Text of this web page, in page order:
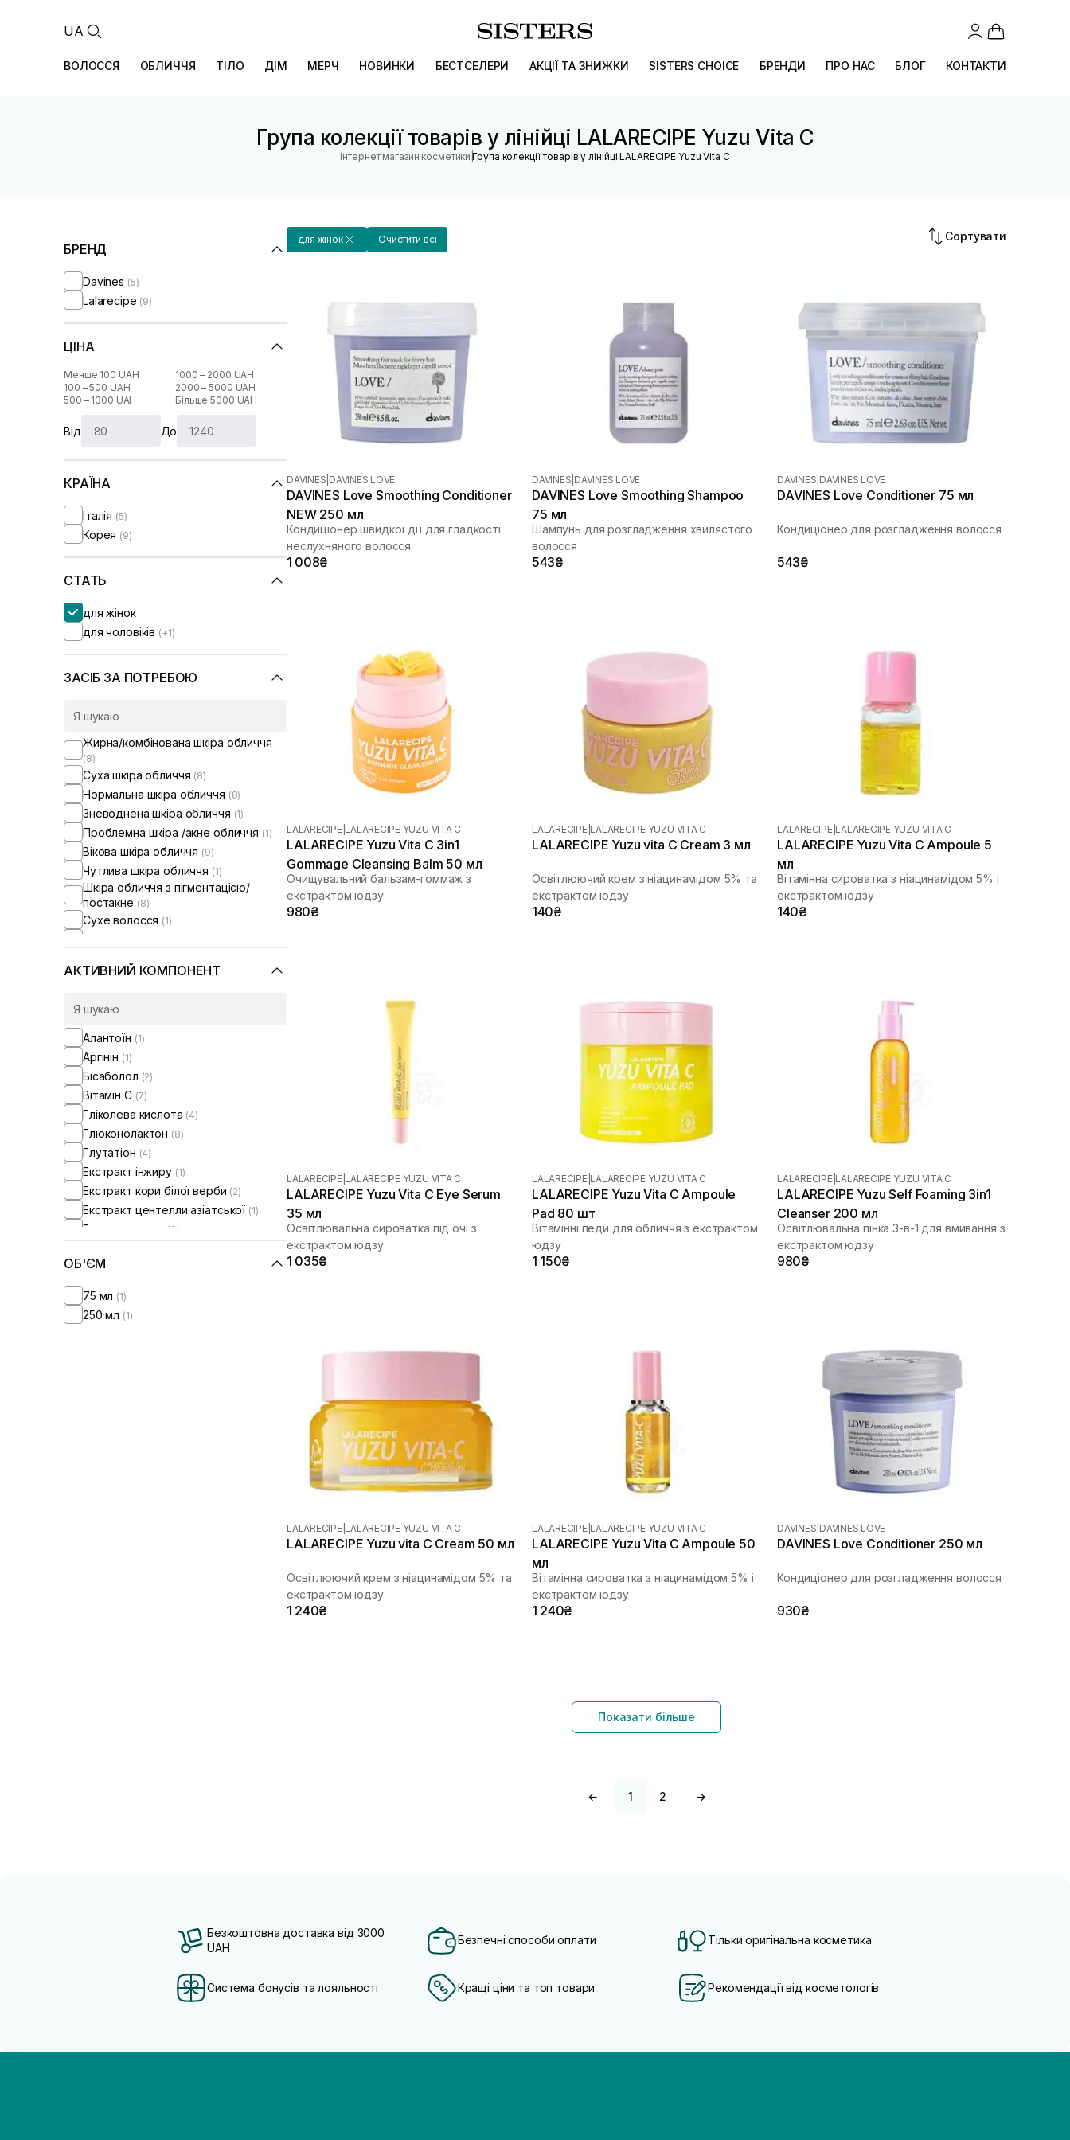
UA
ВОЛОССЯ ОБЛИЧЧЯ ТІЛО ДІМ МЕРЧ НОВИНКИ БЕСТСЕЛЕРИ АКЦІЇ ТА ЗНИЖКИ SISTERS CHOICE БРЕНДИ ПРО НАС БЛОГ КОНТАКТИ
Група колекції товарів у лінійці LALARECIPE Yuzu Vita C
Інтернет магазин косметики |Група колекції товарів у лінійці LALARECIPE Yuzu Vita C
БРЕНД
Davines (5)
Lalarecipe (9)
ЦІНА
Менше 100 UAH
100 – 500 UAH
500 – 1000 UAH
1000 – 2000 UAH
2000 – 5000 UAH
Більше 5000 UAH
Від До
КРАЇНА
Італія (5)
Корея (9)
СТАТЬ
для жінок
для чоловіків (+1)
ЗАСІБ ЗА ПОТРЕБОЮ
Жирна/комбінована шкіра обличчя
(8)
Суха шкіра обличчя (8)
Нормальна шкіра обличчя (8)
Зневоднена шкіра обличчя (1)
Проблемна шкіра /акне обличчя (1)
Вікова шкіра обличчя (9)
Чутлива шкіра обличчя (1)
Шкіра обличчя з пігментацією/
постакне (8)
Сухе волосся (1)
Кучеряве волосся(2)
Для розгладження волосся
Сироватки від постакне
АКТИВНИЙ КОМПОНЕНТ
Алантоїн (1)
Аргінін (1)
Бісаболол (2)
Вітамін C (7)
Гліколева кислота (4)
Глюконолактон (8)
Глутатіон (4)
Екстракт інжиру (1)
Екстракт кори білої верби (2)
Екстракт центелли азіатської (1)
Екстракт юдзу (9)
Колаген
Ніацинамід
Олія ши (1)
ОБ'ЄМ
75 мл (1)
250 мл (1)
для жінок Очистити всі Сортувати
DAVINES DAVINES LOVE
DAVINES Love Smoothing Conditioner
NEW 250 мл
Кондиціонер швидкої дії для гладкості
неслухняного волосся
1 008₴
DAVINES DAVINES LOVE
DAVINES Love Smoothing Shampoo
75 мл
Шампунь для розгладження хвилястого
волосся
543₴
DAVINES DAVINES LOVE
DAVINES Love Conditioner 75 мл
Кондиціонер для розгладження волосся
543₴
LALARECIPE LALARECIPE YUZU VITA C
LALARECIPE Yuzu Vita C 3in1
Gommage Cleansing Balm 50 мл
Очищувальний бальзам-гоммаж з
екстрактом юдзу
980₴
LALARECIPE LALARECIPE YUZU VITA C
LALARECIPE Yuzu vita C Cream 3 мл
Освітлюючий крем з ніацинамідом 5% та
екстрактом юдзу
140₴
LALARECIPE LALARECIPE YUZU VITA C
LALARECIPE Yuzu Vita C Ampoule 5
мл
Вітамінна сироватка з ніацинамідом 5% і
екстрактом юдзу
140₴
LALARECIPE LALARECIPE YUZU VITA C
LALARECIPE Yuzu Vita C Eye Serum
35 мл
Освітлювальна сироватка під очі з
екстрактом юдзу
1 035₴
LALARECIPE LALARECIPE YUZU VITA C
LALARECIPE Yuzu Vita C Ampoule
Pad 80 шт
Вітамінні педи для обличчя з екстрактом
юдзу
1 150₴
LALARECIPE LALARECIPE YUZU VITA C
LALARECIPE Yuzu Self Foaming 3in1
Cleanser 200 мл
Освітлювальна пінка 3-в-1 для вмивання з
екстрактом юдзу
980₴
LALARECIPE LALARECIPE YUZU VITA C
LALARECIPE Yuzu vita C Cream 50 мл
Освітлюючий крем з ніацинамідом 5% та
екстрактом юдзу
1 240₴
LALARECIPE LALARECIPE YUZU VITA C
LALARECIPE Yuzu Vita C Ampoule 50
мл
Вітамінна сироватка з ніацинамідом 5% і
екстрактом юдзу
1 240₴
DAVINES DAVINES LOVE
DAVINES Love Conditioner 250 мл
Кондиціонер для розгладження волосся
930₴
Показати більше
← 1 2 →
Безкоштовна доставка від 3000
UAH
Безпечні способи оплати Тільки оригінальна косметика
Система бонусів та лояльності Кращі ціни та топ товари Рекомендації від косметологів